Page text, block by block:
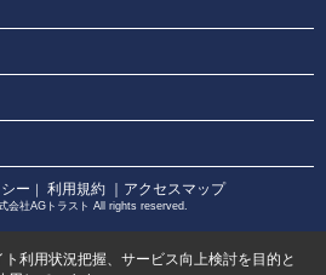
ー 利用規約 ｜アクセスマップ
会社AGトラスト All rights reserved.
利用状況把握、サービス向上検討を目的と